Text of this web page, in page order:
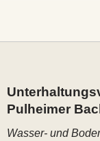
Pulheimer
Wasser- und